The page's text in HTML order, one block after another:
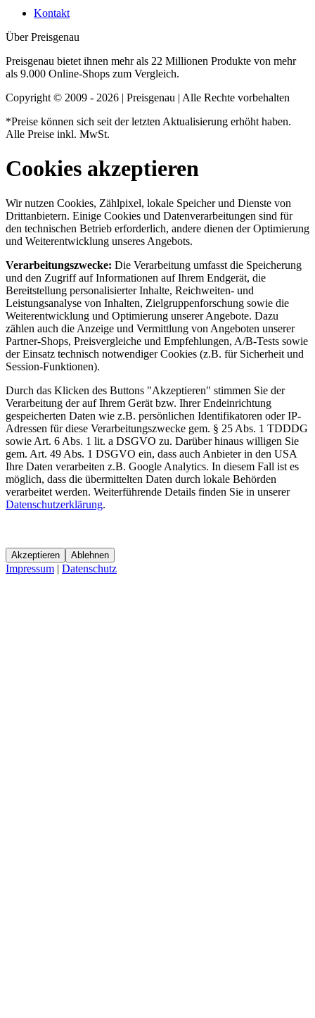
Kontakt
Über Preisgenau
Preisgenau bietet ihnen mehr als 22 Millionen Produkte von mehr
als 9.000 Online-Shops zum Vergleich.
Copyright © 2009 - 2026 | Preisgenau | Alle Rechte vorbehalten
*Preise können sich seit der letzten Aktualisierung erhöht haben.
Alle Preise inkl. MwSt.
Cookies akzeptieren
Wir nutzen Cookies, Zählpixel, lokale Speicher und Dienste von
Drittanbietern. Einige Cookies und Datenverarbeitungen sind für
den technischen Betrieb erforderlich, andere dienen der Optimierung
und Weiterentwicklung unseres Angebots.
Verarbeitungszwecke: Die Verarbeitung umfasst die Speicherung
und den Zugriff auf Informationen auf Ihrem Endgerät, die
Bereitstellung personalisierter Inhalte, Reichweiten- und
Leistungsanalyse von Inhalten, Zielgruppenforschung sowie die
Weiterentwicklung und Optimierung unserer Angebote. Dazu
zählen auch die Anzeige und Vermittlung von Angeboten unserer
Partner-Shops, Preisvergleiche und Empfehlungen, A/B-Tests sowie
der Einsatz technisch notwendiger Cookies (z.B. für Sicherheit und
Session-Funktionen).
Durch das Klicken des Buttons "Akzeptieren" stimmen Sie der
Verarbeitung der auf Ihrem Gerät bzw. Ihrer Endeinrichtung
gespeicherten Daten wie z.B. persönlichen Identifikatoren oder IP-
Adressen für diese Verarbeitungszwecke gem. § 25 Abs. 1 TDDDG
sowie Art. 6 Abs. 1 lit. a DSGVO zu. Darüber hinaus willigen Sie
gem. Art. 49 Abs. 1 DSGVO ein, dass auch Anbieter in den USA
Ihre Daten verarbeiten z.B. Google Analytics. In diesem Fall ist es
möglich, dass die übermittelten Daten durch lokale Behörden
verarbeitet werden. Weiterführende Details finden Sie in unserer
Datenschutzerklärung.
Akzeptieren Ablehnen
Impressum | Datenschutz